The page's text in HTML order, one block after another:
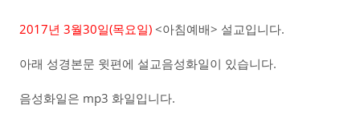
2017년 3월30일(목요일) <아침예배> 설교입니다.
아래 성경본문 윗편에 설교음성화일이 있습니다.
음성화일은 mp3 화일입니다.